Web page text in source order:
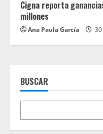
Cigna reporta
millones
Ana Paula García
BUSCAR